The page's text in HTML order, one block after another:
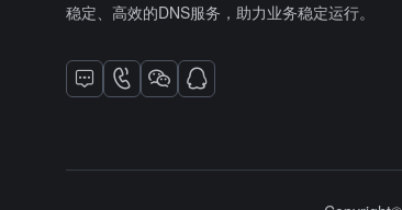
稳定、高效的DNS服务，助力业务稳定运行。